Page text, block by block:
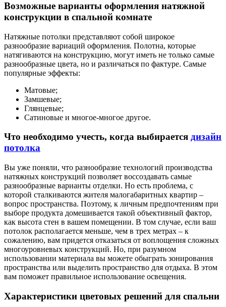
Возможные варианты оформления натяжной
конструкции в спальной комнате
Натяжные потолки представляют собой широкое
разнообразие вариаций оформления. Полотна, которые
натягиваются на конструкцию, могут иметь не только самые
разнообразные цвета, но и различаться по фактуре. Самые
популярные эффекты:
Матовые;
Замшевые;
Глянцевые;
Сатиновые и многое-многое другое.
Что необходимо учесть, когда выбирается дизайн
потолка
Вы уже поняли, что разнообразие технологий производства
натяжных конструкций позволяет воссоздавать самые
разнообразные варианты отделки. Но есть проблема, с
которой сталкиваются жителя малогабаритных квартир –
вопрос пространства. Поэтому, к личным предпочтениям при
выборе продукта домешивается такой объективный фактор,
как высота стен в вашем помещении. В том случае, если ваш
потолок располагается меньше, чем в трех метрах – к
сожалению, вам придется отказаться от воплощения сложных
многоуровневых конструкций. Но, при разумном
использовании материала вы можете обыграть зонирования
пространства или выделить пространство для отдыха. В этом
вам поможет правильное использование освещения.
Характеристики цветовых решений для спальни